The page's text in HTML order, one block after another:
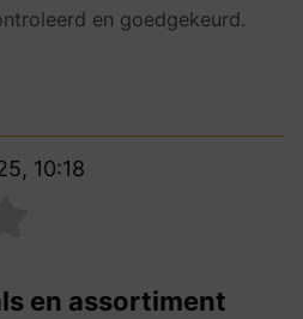
en goedgekeurd.
10:18
en assortiment